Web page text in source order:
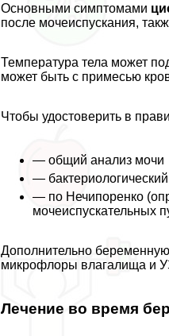
Основными симптомами
после мочеиспускания,
Температура тела может
может быть с примесью
Чтобы удостоверить в
— общий анализ мочи
—
— по Нечипоренко
мочеиспускательных
Дополнительно
микрофлоры влагалища и
Лечение во время